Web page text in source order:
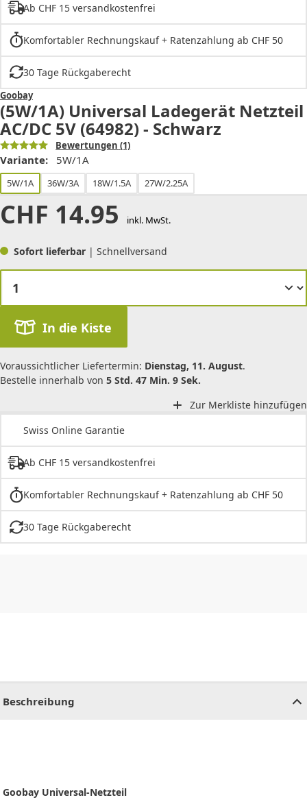
Ab CHF 15 versandkostenfrei
Komfortabler Rechnungskauf + Ratenzahlung ab CHF 50
30 Tage Rückgaberecht
Goobay
(5W/1A) Universal Ladegerät Netzteil
AC/DC 5V (64982) - Schwarz
Bewertungen (1)
Variante: 5W/1A
5W/1A 36W/3A 18W/1.5A 27W/2.25A
CHF 14.95 inkl. MwSt.
Sofort lieferbar | Schnellversand
In die Kiste
Voraussichtlicher Liefertermin: Dienstag, 11. August.
Bestelle innerhalb von 5 Std. 47 Min. 9 Sek.
Zur Merkliste hinzufügen
Swiss Online Garantie
Ab CHF 15 versandkostenfrei
Komfortabler Rechnungskauf + Ratenzahlung ab CHF 50
30 Tage Rückgaberecht
Beschreibung
Goobay Universal-Netzteil